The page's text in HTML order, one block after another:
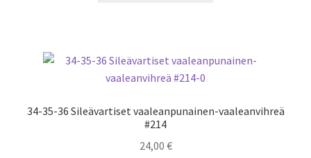
34-35-36 Sileävartiset vaaleanpunainen-vaaleanvihreä
#214
24,00 €